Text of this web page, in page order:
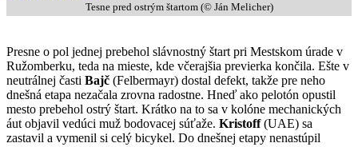
Tesne pred ostrým štartom (© Ján Melicher)
Presne o pol jednej prebehol slávnostný štart pri Mestskom úrade v
Ružomberku, teda na mieste, kde včerajšia previerka končila. Ešte v
neutrálnej časti Bajč (Felbermayr) dostal defekt, takže pre neho
dnešná etapa nezačala zrovna radostne. Hneď ako pelotón opustil
mesto prebehol ostrý štart. Krátko na to sa v kolóne mechanických
áut objavil vedúci muž bodovacej súťaže. Kristoff(UAE) sa
zastavil a vymenil si celý bicykel. Do dnešnej etapy nenastúpil